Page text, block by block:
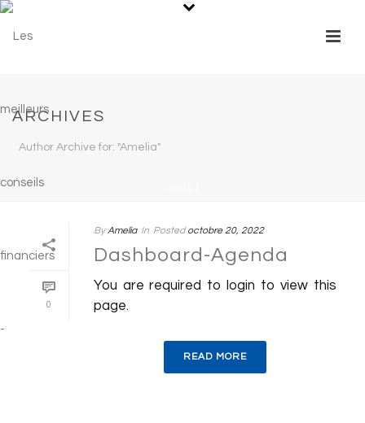
ARCHIVES
Author Archive for: "Amelia"
0
By Amelia In Posted octobre 20, 2022
Dashboard-Agenda
You are required to login to view this
page.
READ MORE